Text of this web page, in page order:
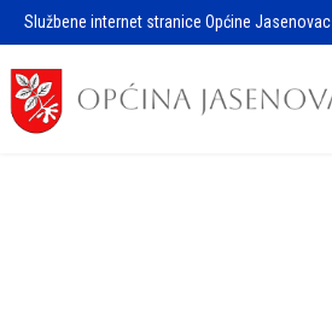
Službene internet stranice Općine Jasenovac